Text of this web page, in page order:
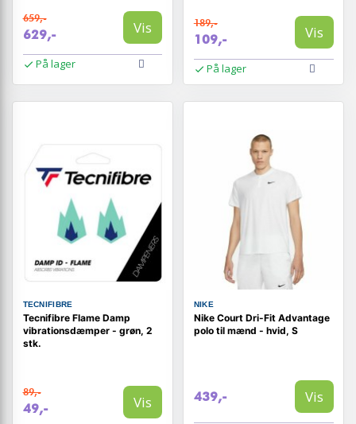
659,-
629,- Vis
På lager
189,-
109,- Vis
På lager
TECNIFIBRE
Tecnifibre Flame Damp
vibrationsdæmper - grøn, 2
stk.
89,-
49,- Vis
NIKE
Nike Court Dri-Fit Advantage
polo til mænd - hvid, S
439,- Vis